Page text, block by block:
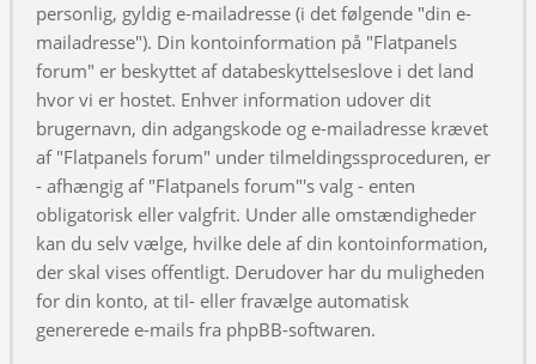
personlig, gyldig e-mailadresse (i det følgende "din e-
mailadresse"). Din kontoinformation på "Flatpanels
forum" er beskyttet af databeskyttelseslove i det land
hvor vi er hostet. Enhver information udover dit
brugernavn, din adgangskode og e-mailadresse krævet
af "Flatpanels forum" under tilmeldingssproceduren, er
- afhængig af "Flatpanels forum"'s valg - enten
obligatorisk eller valgfrit. Under alle omstændigheder
kan du selv vælge, hvilke dele af din kontoinformation,
der skal vises offentligt. Derudover har du muligheden
for din konto, at til- eller fravælge automatisk
genererede e-mails fra phpBB-softwaren.